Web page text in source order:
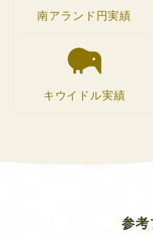
南アランド円実績
キウイドル実績
参考